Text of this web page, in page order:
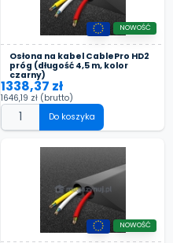
Osłona na kabel CablePro HD2
próg (długość 4,5 m, kolor
czarny)
NOWOŚĆ
1338,37 zł
1646,19 zł (brutto)
Do koszyka
NOWOŚĆ